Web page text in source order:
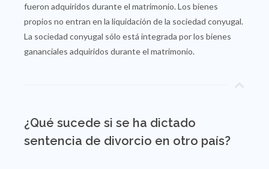
fueron adquiridos durante el matrimonio. Los bienes
propios no entran en la liquidación de la sociedad conyugal.
La sociedad conyugal sólo está integrada por los bienes
gananciales adquiridos durante el matrimonio.
¿Qué sucede si se ha dictado
sentencia de divorcio en otro país?